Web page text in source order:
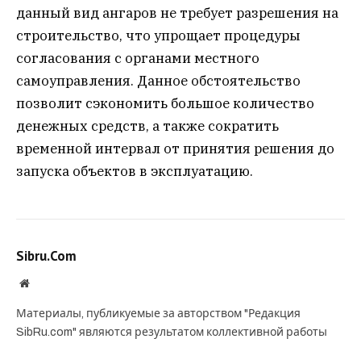
данный вид ангаров не требует разрешения на
строительство, что упрощает процедуры
согласования с органами местного
самоуправления. Данное обстоятельство
позволит сэкономить большое количество
денежных средств, а также сократить
временной интервал от принятия решения до
запуска объектов в эксплуатацию.
Sibru.Com
Website
Материалы, публикуемые за авторством "Редакция
SibRu.com" являются результатом коллективной работы